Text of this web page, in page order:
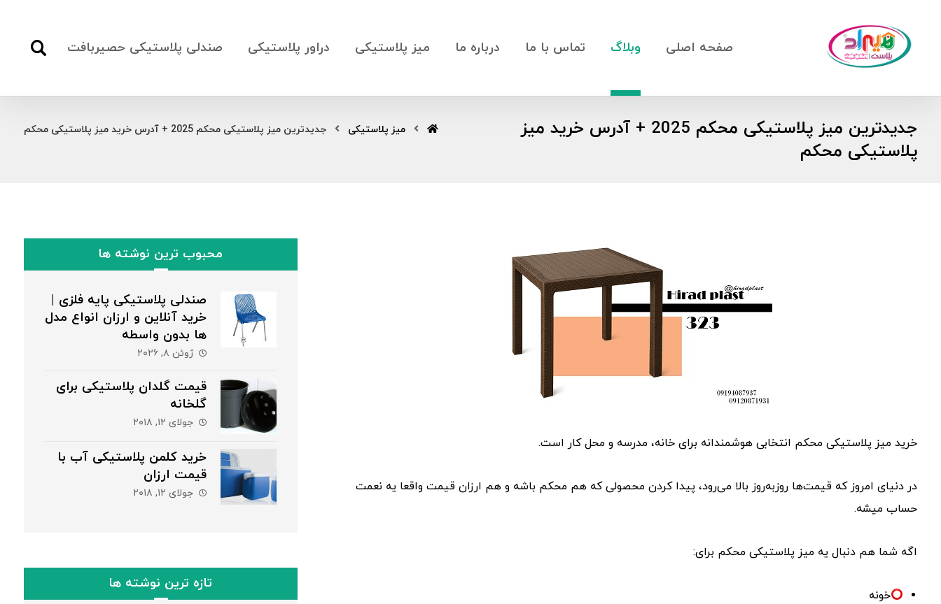
صفحه اصلی وبلاگ تماس با ما درباره ما میز پلاستیکی دراور پلاستیکی صندلی پلاستیکی حصیربافت
جدیدترین میز پلاستیکی محکم 2025 + آدرس خرید میز
پلاستیکی محکم
میز پلاستیکی جدیدترین میز پلاستیکی محکم 2025 + آدرس خرید میز پلاستیکی محکم
خرید میز پلاستیکی محکم انتخابی هوشمندانه برای خانه، مدرسه و محل کار است.
در دنیای امروز که قیمت‌ها روز‌به‌روز بالا می‌رود، پیدا کردن محصولی که هم محکم باشه و هم ارزان قیمت واقعا یه نعمت
حساب میشه.
اگه شما هم دنبال یه میز پلاستیکی محکم برای:
خونه
محبوب ترین نوشته ها
صندلی پلاستیکی پایه فلزی |
خرید آنلاین و ارزان انواع مدل
ها بدون واسطه
ژوئن ۸, ۲۰۲۶
قیمت گلدان پلاستیکی برای
گلخانه
جولای ۱۲, ۲۰۱۸
خرید کلمن پلاستیکی آب با
قیمت ارزان
جولای ۱۲, ۲۰۱۸
تازه ترین نوشته ها